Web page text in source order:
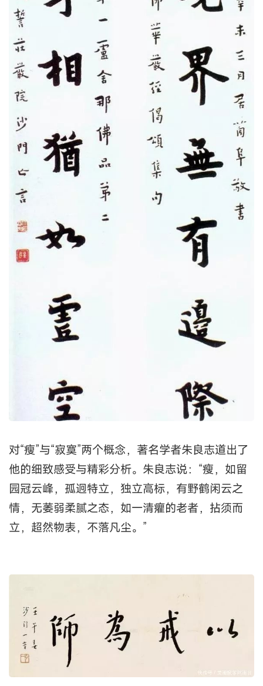
对“瘦”与“寂寞”两个概念，著名学者朱良志道出了
他的细致感受与精彩分析。朱良志说：“瘦，如留
园冠云峰，孤迥特立，独立高标，有野鹤闲云之
情，无萎弱柔腻之态，如一清癯的老者，拈须而
立，超然物表，不落凡尘。”